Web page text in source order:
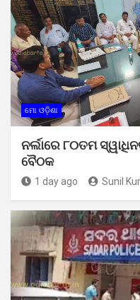
ମୋ ଓଡ଼ିଶା
ନର୍ଲାରେ ୮୦ତମ
ବୈଠକ
1 day ago Sunil